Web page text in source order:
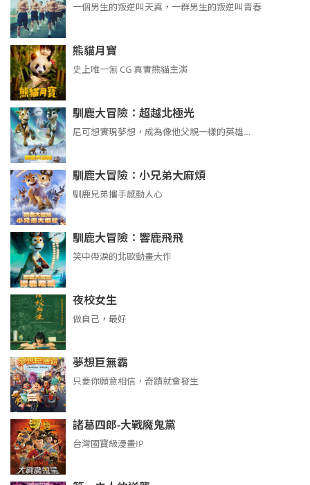
​​​一個男生的叛逆叫天真，一群男生的叛逆叫青春
熊貓月寶
史上唯一無 CG 真實熊貓主演
馴鹿大冒險：超越北極光
尼可想實現夢想，成為像他父親一樣的英雄…
馴鹿大冒險：小兄弟大麻煩
馴鹿兄弟攜手感動人心
馴鹿大冒險：響鹿飛飛
笑中帶淚的北歐動畫大作
夜校女生
做自己，最好
夢想巨無霸
只要你願意相信，奇蹟就會發生
諸葛四郎-大戰魔鬼黨
台灣國寶級漫畫IP